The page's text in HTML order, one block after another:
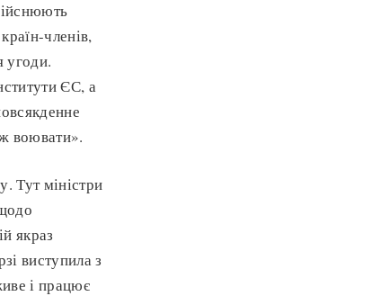
членів,
угоди.
ЄС, а
воювати».
Тут міністри
якраз
виступила з
і працює